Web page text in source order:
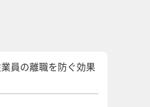
員の離職を防ぐ効果